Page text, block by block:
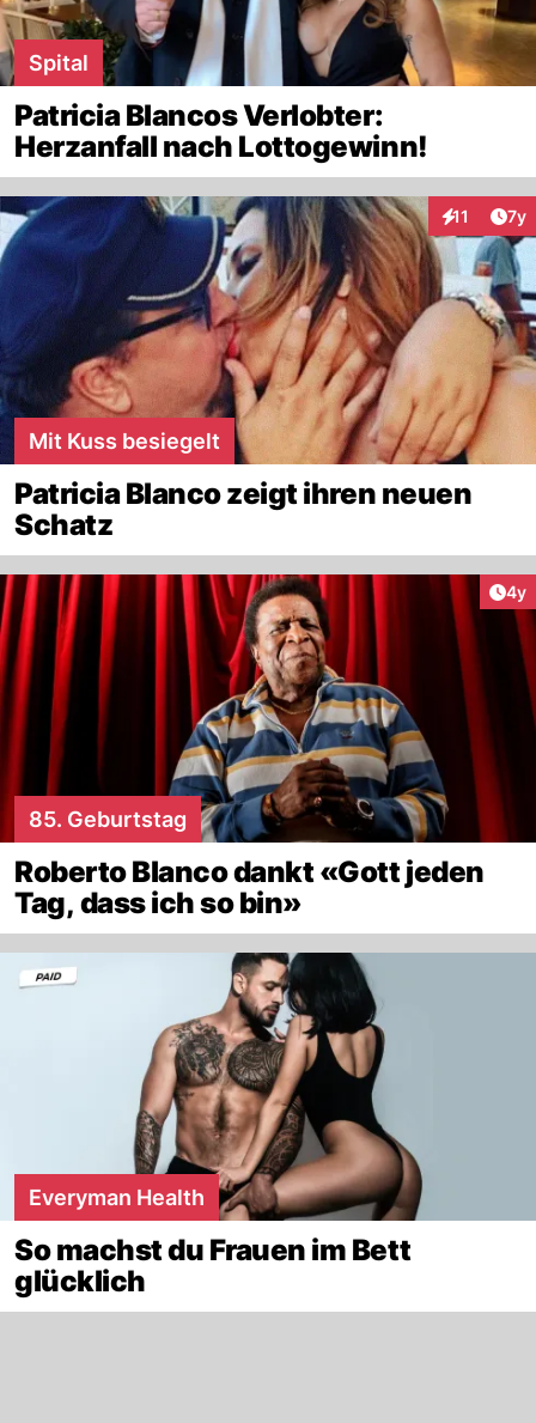
Spital
Patricia Blancos Verlobter:
Herzanfall nach Lottogewinn!
11 7y
Mit Kuss besiegelt
Patricia Blanco zeigt ihren neuen
Schatz
4y
85. Geburtstag
Roberto Blanco dankt «Gott jeden
Tag, dass ich so bin»
Everyman Health
So machst du Frauen im Bett
glücklich